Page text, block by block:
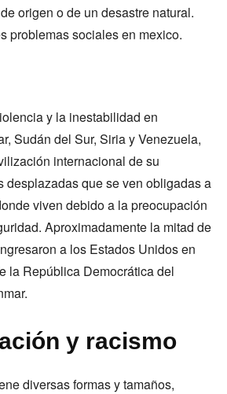
origen o de un desastre natural.
problemas sociales en mexico.
y la inestabilidad en
Sudán del Sur, Siria y Venezuela,
internacional de su
desplazadas que se ven obligadas a
viven debido a la preocupación
Aproximadamente la mitad de
a los Estados Unidos en
la República Democrática del
y racismo
diversas formas y tamaños,